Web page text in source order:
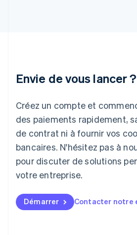
Envie de vous lancer ?
Créez un compte et
des paiements rapidement,
de contrat ni à fournir vos
bancaires. N'hésitez pas à
pour discuter de solutions
votre entreprise.
Démarrer Contacter notre
Japon
Lettonie
English
Liechtenstein
DeutschEnglish
Lituanie
Luxembourg
FrançaisDeutschEnglish
English简体中文
Malte